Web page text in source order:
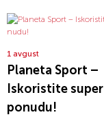
1 avgust
Planeta Sport –
Iskoristite super
ponudu!